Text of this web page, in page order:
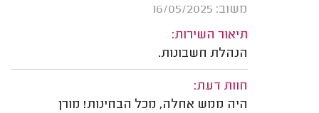
משוב: 16/05/2025
תיאור השירות:
הנהלת חשבונות.
חוות דעת:
היה ממש אחלה, מכל הבחינות! מורן